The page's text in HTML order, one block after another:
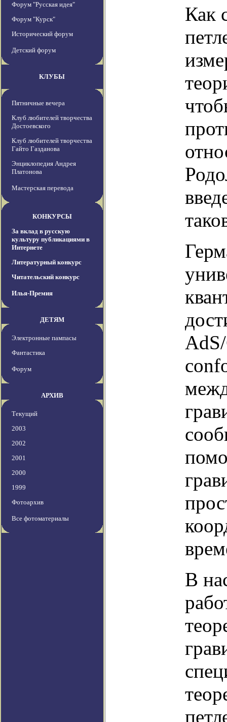
Форум "Русская идея"
Форум "Курск"
Исторический форум
Детский форум
КЛУБЫ
Пятничные вечера
Клуб любителей творчества
Достоевского
Клуб любителей творчества
Гайто Газданова
Энциклопедия Андрея
Платонова
Мастерская перевода
КОНКУРСЫ
За вклад в русскую
культуру публикациями в
Интернете
Литературный конкурс
Читательский конкурс
Илья-Премия
ДЕТЯМ
Электронные пампасы
Фантастика
Форум
АРХИВ
Текущий
2003
2002
2001
2000
1999
Фотоархив
Все фотоматериалы
Как
В